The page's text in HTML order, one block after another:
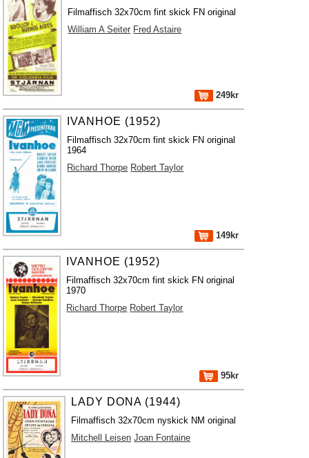
Filmaffisch 32x70cm fint skick FN original
William A Seiter Fred Astaire
249kr
IVANHOE (1952)
Filmaffisch 32x70cm fint skick FN original
1964
Richard Thorpe Robert Taylor
149kr
IVANHOE (1952)
Filmaffisch 32x70cm fint skick FN original
1970
Richard Thorpe Robert Taylor
95kr
LADY DONA (1944)
Filmaffisch 32x70cm nyskick NM original
Mitchell Leisen Joan Fontaine